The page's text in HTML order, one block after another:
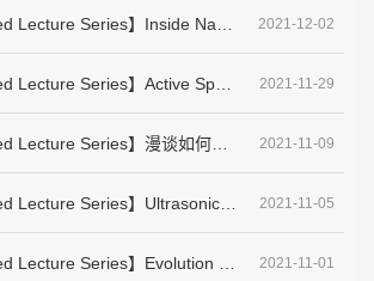
【NUAA Invited Lecture Series】Inside Nature journals 2021-12-02
【NUAA Invited Lecture Series】Active Space Debris Removal by Electrodynamic Tethers 2021-11-29
【NUAA Invited Lecture Series】漫谈如何写好一篇英文科技论文 2021-11-09
【NUAA Invited Lecture Series】Ultrasonic, vibrating, and oscillating structures for ground explorat... 2021-11-05
【NUAA Invited Lecture Series】Evolution in Mechanical Engineering: Past and Future 2021-11-01